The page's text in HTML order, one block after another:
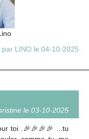
par LINO le 04-10-2025
le 03-10-2025
toi .🎉🎉🎉🎉 ...tu